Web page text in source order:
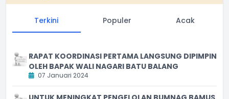
Terkini Populer Acak
RAPAT KOORDINASI PERTAMA LANGSUNG DIPIMPIN
OLEH BAPAK WALI NAGARI BATU BALANG
07 Januari 2024